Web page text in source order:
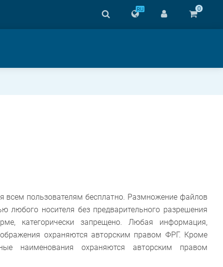
0
RU
всем пользователям бесплатно. Размножение файлов
любого носителя без предварительного разрешения
категорически запрещено. Любая информация,
охраняются авторским правом ФРГ. Кроме
наименования охраняются авторским правом